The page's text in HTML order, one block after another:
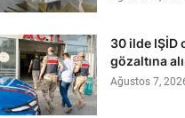
30 ilde IŞİD
gözaltına
Ağustos 7,